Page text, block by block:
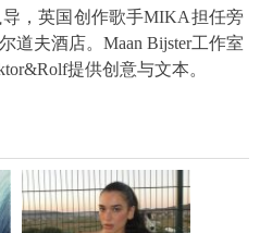
导，英国创作歌手MIKA担任旁
道夫酒店。Maan Bijster工作室
提供创意与文本。